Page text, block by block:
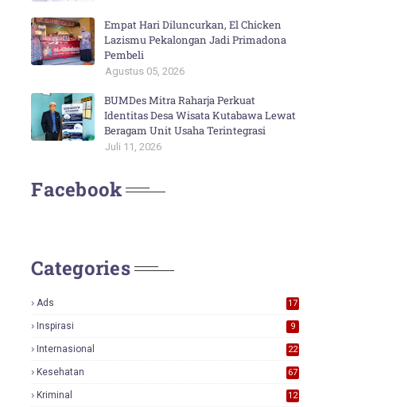
Empat Hari Diluncurkan, El Chicken
Lazismu Pekalongan Jadi Primadona
Pembeli
Agustus 05, 2026
BUMDes Mitra Raharja Perkuat
Identitas Desa Wisata Kutabawa Lewat
Beragam Unit Usaha Terintegrasi
Juli 11, 2026
Facebook
Categories
Ads
17
Inspirasi 9
Internasional 22
Kesehatan 67
Kriminal 12